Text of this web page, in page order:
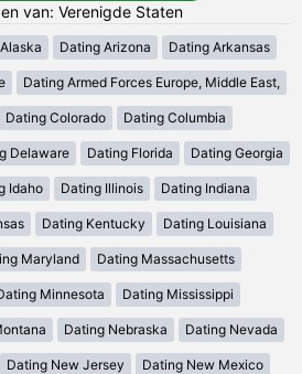
van: Verenigde Staten
Dating Arizona Dating Arkansas
Dating Armed Forces Europe, Middle East,
Dating Colorado Dating Columbia
Delaware Dating Florida Dating Georgia
Idaho Dating Illinois Dating Indiana
Dating Kentucky Dating Louisiana
Maryland Dating Massachusetts
Minnesota Dating Mississippi
Dating Nebraska Dating Nevada
Dating New Jersey Dating New Mexico